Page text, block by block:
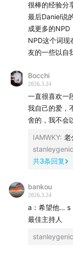
很棒的经验分
最后Daniel说
成更多的NPD
NPD这个词现
友的一些以自
Bocchi
2026.3.24
一直很喜欢一
我自己的爱，
舍的，我不会
IAMWKY: 老
stanleygenic
共3条回复
bankou
2026.3.24
a：希望他… s
最佳主持人
stanleygenic